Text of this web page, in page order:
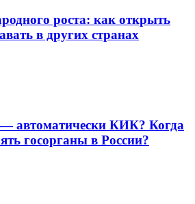
роста: как открыть
в других странах
автоматически КИК? Когда
госорганы в России?